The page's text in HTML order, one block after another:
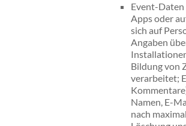
Event-Daten
Apps oder
sich auf
Angaben
Bildung von
verarbeitet;
Namen, E-
nach